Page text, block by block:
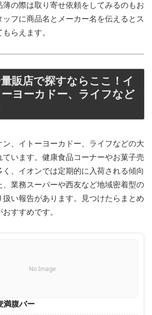
薄の際は取り寄せ依頼をしてみるのもお
フに商品名とメーカー名を伝えるとス
らえます。
販店で探すならここ！イ
ヨーカドー、ライフなど
ン、イトーヨーカドー、ライフなどの大
ています。健康食品コーナーやお菓子売
、イオンでは定期的に入荷される傾向
、業務スーパーや西友など地域密着型の
扱い報告があります。見つけたらまとめ
すすめです。
No Image
満腹バー